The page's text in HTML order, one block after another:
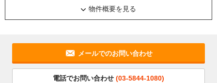
物件概要を見る
メールでのお問い合わせ
電話でお問い合わせ (03-5844-1080)